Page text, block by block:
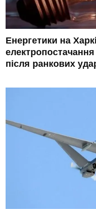
Енергетики на
після ранкових